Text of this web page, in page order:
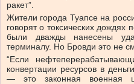
ракет”.
Жители города Туапсе на
говорят о токсических дождях
были дважды нанесены
терминалу. Но Бровди это не
“Если
конвертации ресурсов в
— это законная военная